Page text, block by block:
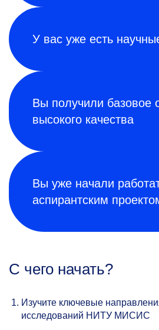
У вас уже есть
Вы получили базовое
высокого качества
Вы уже начали
аспирантским
С чего начать?
Изучите ключевые
исследований НИТУ МИСИС